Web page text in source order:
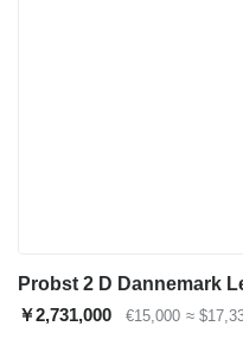
Probst 2 D Dannemark
￥2,731,000
€15,000 ≈